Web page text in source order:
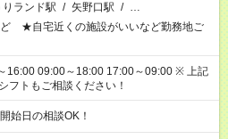
ランド駅 / 矢野口駅 / …
ど ★自宅近くの施設がいいなど勤務地ご
09:00～18:00 17:00～09:00 ※ 上記
フトもご相談ください！
始日の相談OK！